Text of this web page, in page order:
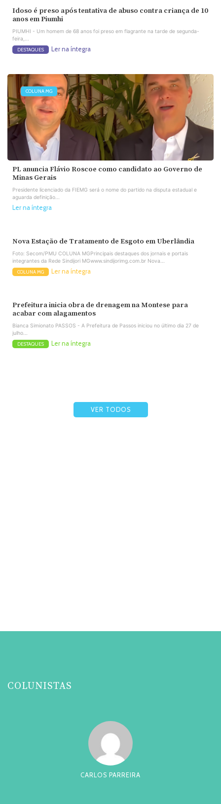
Idoso é preso após tentativa de abuso contra criança de 10
anos em Piumhi
PIUMHI - Um homem de 68 anos foi preso em flagrante na tarde de segunda-
feira,...
DESTAQUES Ler na íntegra
COLUNA MG
PL anuncia Flávio Roscoe como candidato ao Governo de
Minas Gerais
Presidente licenciado da FIEMG será o nome do partido na disputa estadual e
aguarda definição...
Ler na íntegra
Nova Estação de Tratamento de Esgoto em Uberlândia
Foto: Secom/PMU COLUNA MGPrincipais destaques dos jornais e portais
integrantes da Rede Sindijori MGwww.sindijorimg.com.br Nova...
COLUNA MG Ler na íntegra
Prefeitura inicia obra de drenagem na Montese para
acabar com alagamentos
Bianca Simionato PASSOS - A Prefeitura de Passos iniciou no último dia 27 de
julho...
DESTAQUES Ler na íntegra
VER TODOS
COLUNISTAS
CARLOS PARREIRA